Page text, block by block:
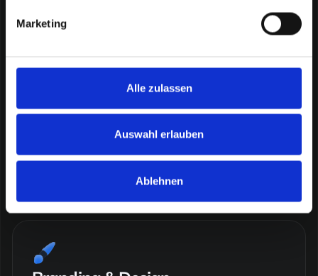
Marketing
Alle zulassen
Auswahl erlauben
Ablehnen
Content Marketing